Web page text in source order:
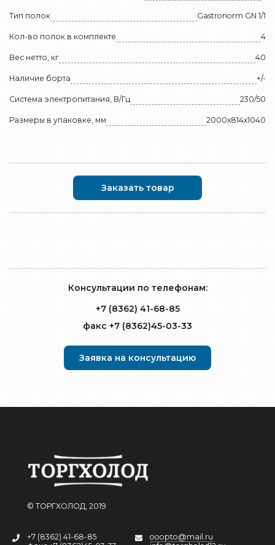
Тип полок Gastronorm GN 1/1
Кол-во полок в комплекте 4
Вес нетто, кг 40
Наличие борта +/-
Система электропитания, В/Гц 230/50
Размеры в упаковке, мм 2000х814х1040
Заказать товар
Консультации по телефонам:
+7 (8362) 41-68-85
факс +7 (8362)45-03-33
Заявка на консультацию
© ТОРГХОЛОД, 2019
+7 (8362) 41-68-85
ooopto@mail.ru